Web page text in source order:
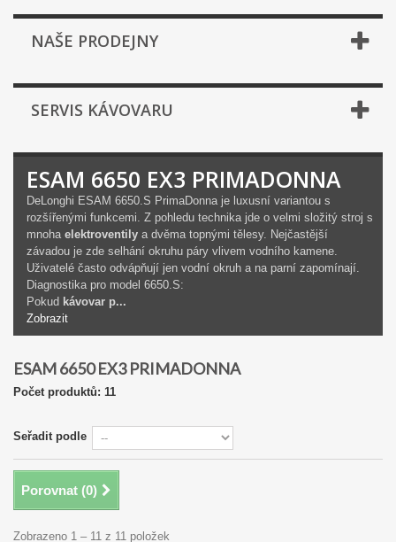
NAŠE PRODEJNY
SERVIS KÁVOVARU
ESAM 6650 EX3 PRIMADONNA
DeLonghi ESAM 6650.S PrimaDonna je luxusní variantou s
rozšířenými funkcemi. Z pohledu technika jde o velmi složitý stroj s
mnoha elektroventily a dvěma topnými tělesy. Nejčastější
závadou je zde selhání okruhu páry vlivem vodního kamene.
Uživatelé často odvápňují jen vodní okruh a na parní zapomínají.
Diagnostika pro model 6650.S:
Pokud kávovar p...
Zobrazit
ESAM 6650 EX3 PRIMADONNA
Počet produktů: 11
Seřadit podle
Porovnat (0)
Zobrazeno 1 – 11 z 11 položek